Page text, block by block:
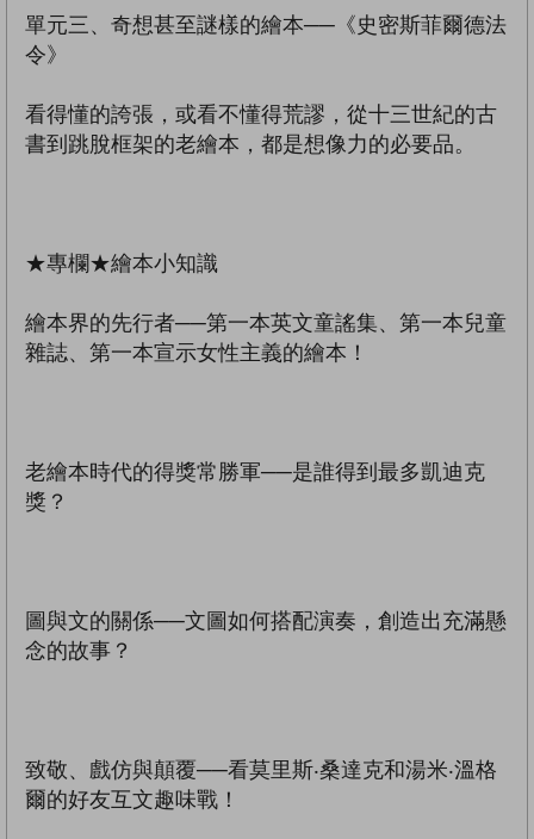
單元三、奇想甚至謎樣的繪本──《史密斯菲爾德法
令》
看得懂的誇張，或看不懂得荒謬，從十三世紀的古
書到跳脫框架的老繪本，都是想像力的必要品。
★專欄★繪本小知識
繪本界的先行者──第一本英文童謠集、第一本兒童
雜誌、第一本宣示女性主義的繪本！
老繪本時代的得獎常勝軍──是誰得到最多凱迪克
獎？
圖與文的關係──文圖如何搭配演奏，創造出充滿懸
念的故事？
致敬、戲仿與顛覆──看莫里斯‧桑達克和湯米‧溫格
爾的好友互文趣味戰！